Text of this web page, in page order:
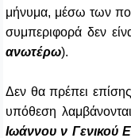
μήνυμα, μέσω των
συμπεριφορά δεν
ανωτέρω).
Δεν θα πρέπει
υπόθεση
Ιωάννου ν Γενικού